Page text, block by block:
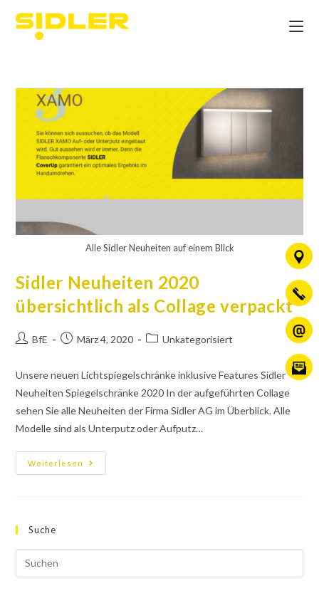
Alle Sidler Neuheiten auf einem Blick
Sidler Neuheiten 2020
übersichtlich als Collage verpackt
BfE März 4, 2020 Unkategorisiert
Unsere neuen Lichtspiegelschränke inklusive Features Sidler
Neuheiten Spiegelschränke 2020 In der aufgeführten Collage
sehen Sie alle Neuheiten der Firma Sidler AG im Überblick. Alle
Modelle sind als Unterputz oder Aufputz…
Weiterlesen
Suche